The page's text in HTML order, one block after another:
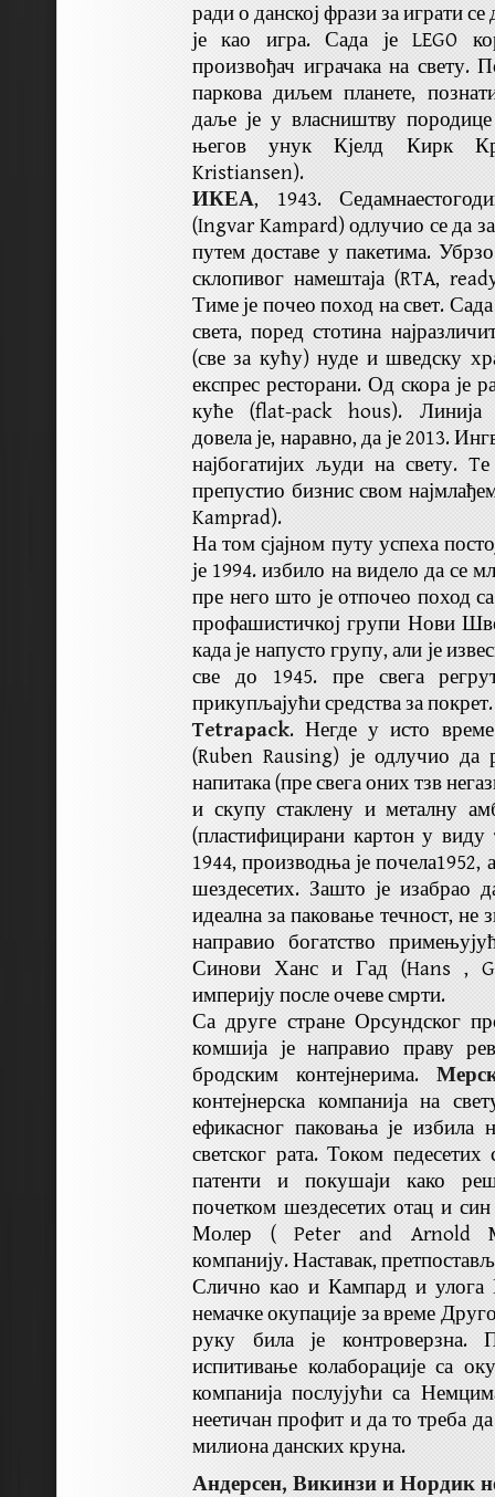
ради о данској фрази за играти
је као игра. Сада је LEGO
произвођач играчака на свету.
паркова диљем планете,
даље је у власништву
његов унук Кјелд Кирк
Kristiansen).
ИКЕА, 1943.
(Ingvar Kampard) одлучио се да
путем доставe у пакетима.
склопивог намештаја (RTA,
Тиме је почео поход на свет.
света, поред стотина
(све за кућу) нуде и шведску
експрес ресторани. Од скора је
куће (flat-pack hous). Линија
довела је, наравно, да је 2013.
најбогатијих људи на свету.
препустио бизнис свом
Kamprad).
На том сјајном путу успеха
је 1994. избило на видело да се
пре него што је отпочео поход
профашистичкој групи Нови
када је напусто групу, али је
све до 1945. пре свега
прикупљајући средства за покрет.
Tetrapack. Негде у исто
(Ruben Rausing) је одлучио
напитака (пре свега оних тзв
и скупу стаклену и металну
(пластифицирани картон у виду
1944, производња је
шездесетих. Зашто је изабрао
идеална за паковање течност, не
направио богатство
Синови Ханс и Гад (Hans ,
империју после очеве смрти.
Са друге стране Орсундског
комшија је направио праву
бродским контејнерима.
контејнерска компанија на
ефикасног паковања је избила
светског рата. Током
патенти и покушаји како
почетком шездесетих отац и
Молер ( Peter and Arnold
компанију. Наставак,
Слично као и Кампард и улога
немачке окупације за време
руку била је контроверзна.
испитивање колаборације са
компанија послујући са
неетичан профит и да то треба
милиона данских круна.
Андерсен, Викинзи и Нордик